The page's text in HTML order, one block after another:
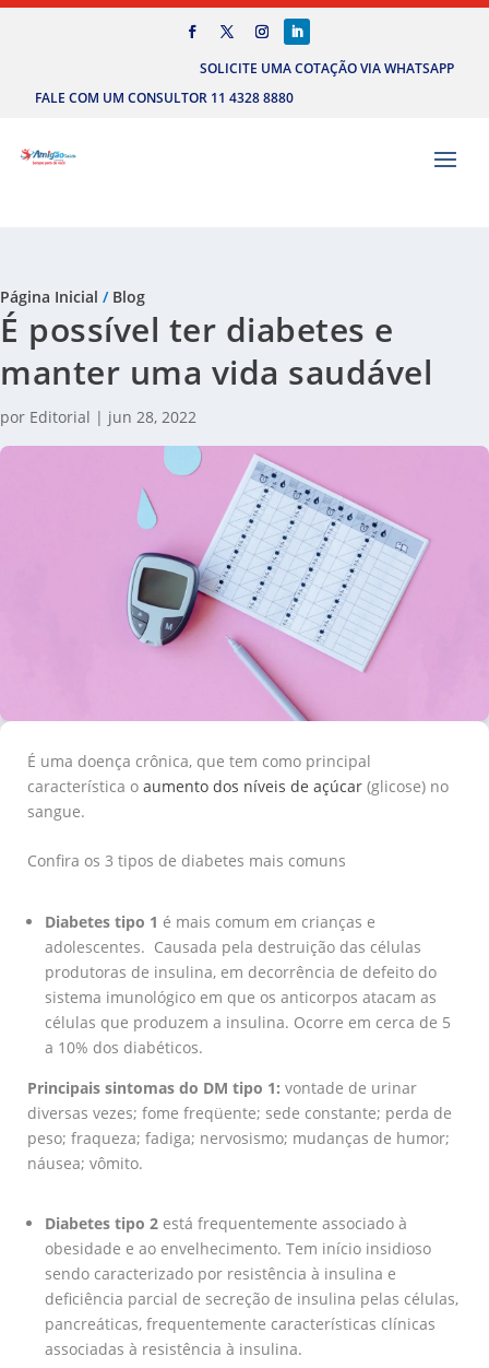
SOLICITE UMA COTAÇÃO VIA WHATSAPP
FALE COM UM CONSULTOR 11 4328 8880
Página Inicial / Blog
É possível ter diabetes e
manter uma vida saudável
por Editorial | jun 28, 2022
É uma doença crônica, que tem como principal
característica o aumento dos níveis de açúcar (glicose) no
sangue.
Confira os 3 tipos de diabetes mais comuns
Diabetes tipo 1 é mais comum em crianças e
adolescentes. Causada pela destruição das células
produtoras de insulina, em decorrência de defeito do
sistema imunológico em que os anticorpos atacam as
células que produzem a insulina. Ocorre em cerca de 5
a 10% dos diabéticos.
Principais sintomas do DM tipo 1: vontade de urinar
diversas vezes; fome freqüente; sede constante; perda de
peso; fraqueza; fadiga; nervosismo; mudanças de humor;
náusea; vômito.
Diabetes tipo 2 está frequentemente associado à
obesidade e ao envelhecimento. Tem início insidioso
sendo caracterizado por resistência à insulina e
deficiência parcial de secreção de insulina pelas células,
pancreáticas, frequentemente características clínicas
associadas à resistência à insulina.